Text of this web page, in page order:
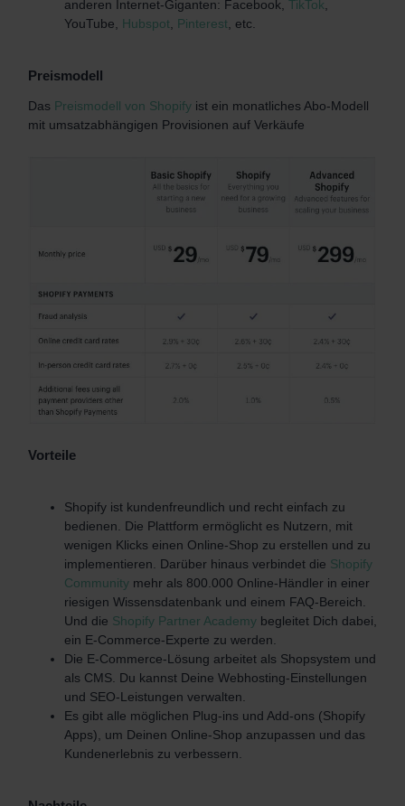
anderen Internet-Giganten: Facebook, TikTok
YouTube,
Hubspot Pinterest , etc.
Preismodell
Das Preismodell von Shopify ist ein monatliches Abo-Modell
mit umsatzabhängigen Provisionen auf Verkäufe
Vorteile
Shopify ist kundenfreundlich und recht einfach zu
bedienen. Die Plattform ermöglicht es Nutzern, mit
wenigen Klicks einen Online-Shop zu erstellen und zu
implementieren. Darüber hinaus verbindet die Shopify
Community mehr als 800.000 Online-Händler in einer
riesigen Wissensdatenbank und einem FAQ-Bereich.
Und die Shopify Partner Academy begleitet Dich dabei,
ein E-Commerce-Experte zu werden.
Die E-Commerce-Lösung arbeitet als Shopsystem und
als CMS. Du kannst Deine Webhosting-Einstellungen
und SEO-Leistungen verwalten.
Es gibt alle möglichen Plug-ins und Add-ons (Shopify
Apps), um Deinen Online-Shop anzupassen und das
Kundenerlebnis zu verbessern.